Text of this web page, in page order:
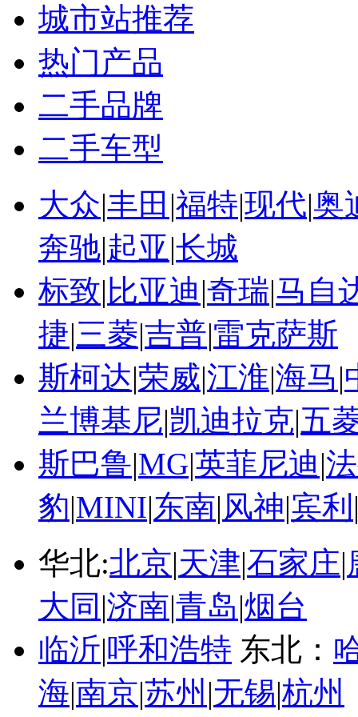
城市站推荐
热门产品
二手品牌
二手车型
大众|丰田 |福特|现代|奥
奔驰|起亚|长城
标致| 比亚迪|奇瑞|马自
捷|三菱|吉普|雷克萨斯
斯柯达|荣威|江淮|海马|
兰博基尼|凯迪拉克|五
斯巴鲁|MG|英菲尼迪|
豹|MINI|东南|风神|宾利
华北:北京|天津|石家庄|
大同 |济南|青岛|烟台
临沂|呼和浩特 东北：
海|南京|苏州 |无锡|杭州